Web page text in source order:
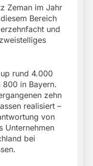
Zeman im Jahr
Bereich
und
rund 4.000
800 in Bayern.
zehn
realisiert –
von
Unternehmen
bei